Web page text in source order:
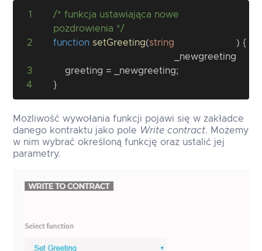
1
/* funkcja ustawiająca nowe
pozdrowienia */
2
function setGreeting(string
_newgreeting
) {
3
        greeting
= _newgreeting;
4
}
Możliwość wywołania funkcji pojawi się w zakładce
danego kontraktu jako pole Write contract. Możemy
w nim wybrać określoną funkcję oraz ustalić jej
parametry.